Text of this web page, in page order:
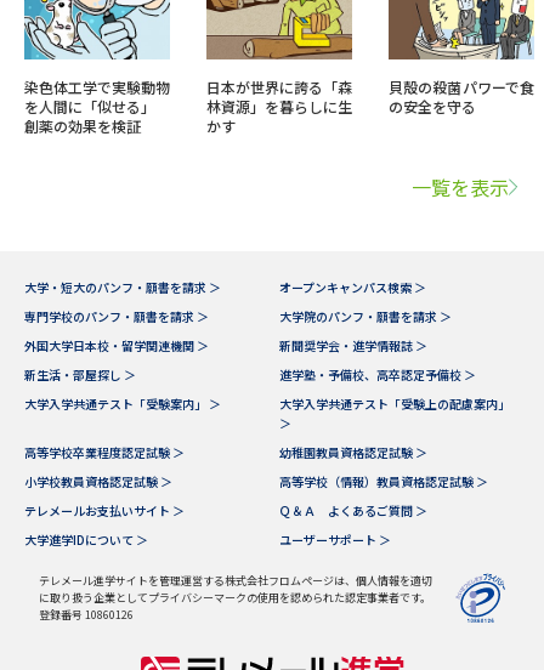
染色体工学で実験動物
を人間に「似せる」
創薬の効果を検証
日本が世界に誇る「森
林資源」を暮らしに生
かす
貝殻の殺菌パワーで食
の安全を守る
一覧を表示
大学・短大のパンフ・願書を請求 ＞
オープンキャンパス検索 ＞
専門学校のパンフ・願書を請求 ＞
大学院のパンフ・願書を請求 ＞
外国大学日本校・留学関連機関 ＞
新聞奨学会・進学情報誌 ＞
新生活・部屋探し ＞
進学塾・予備校、高卒認定予備校 ＞
大学入学共通テスト「受験案内」 ＞
大学入学共通テスト「受験上の配慮案内」
＞
高等学校卒業程度認定試験 ＞
幼稚園教員資格認定試験 ＞
小学校教員資格認定試験 ＞
高等学校（情報）教員資格認定試験 ＞
テレメールお支払いサイト ＞
Ｑ＆Ａ よくあるご質問 ＞
大学進学IDについて ＞
ユーザーサポート ＞
テレメール進学サイトを管理運営する株式会社フロムページは、個人情報を適切
に取り扱う企業としてプライバシーマークの使用を認められた認定事業者です。
登録番号 10860126